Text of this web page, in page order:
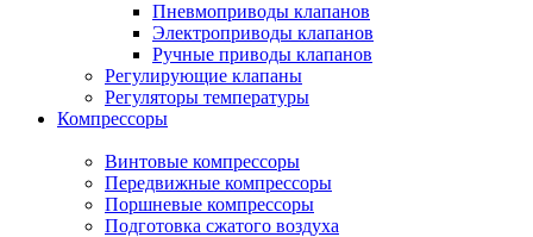
Пневмоприводы клапанов
Электроприводы клапанов
Ручные приводы клапанов
Регулирующие клапаны
Регуляторы температуры
Компрессоры
Винтовые компрессоры
Передвижные компрессоры
Поршневые компрессоры
Подготовка сжатого воздуха